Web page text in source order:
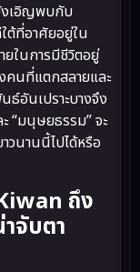
งเอิญพบกับ
ต้ที่อาศัยอยู่ใน
ยในการมีชีวิตอยู่
คนที่แตกสลายและ
อันเปราะบางจึง
“มนุษยธรรม” จะ
วนานนี้ไปได้หรือ
ถึง
จับตา